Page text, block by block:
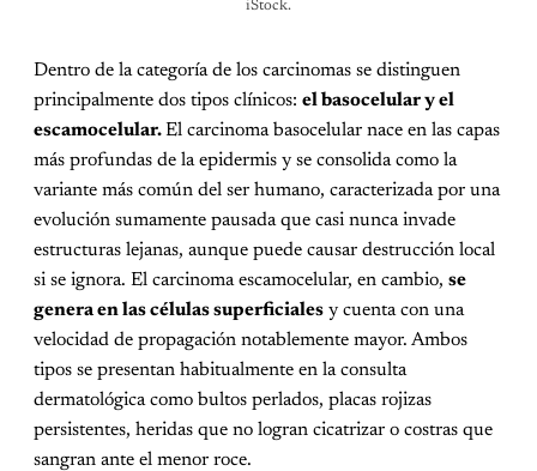
iStock.
Dentro de la categoría de los carcinomas se distinguen
principalmente dos tipos clínicos: el basocelular y el
escamocelular.El carcinoma basocelular nace en las capas
más profundas de la epidermis y se consolida como la
variante más común del ser humano, caracterizada por una
evolución sumamente pausada que casi nunca invade
estructuras lejanas, aunque puede causar destrucción local
si se ignora. El carcinoma escamocelular, en cambio, se
genera en las células superficiales y cuenta con una
velocidad de propagación notablemente mayor. Ambos
tipos se presentan habitualmente en la consulta
dermatológica como bultos perlados, placas rojizas
persistentes, heridas que no logran cicatrizar o costras que
sangran ante el menor roce.